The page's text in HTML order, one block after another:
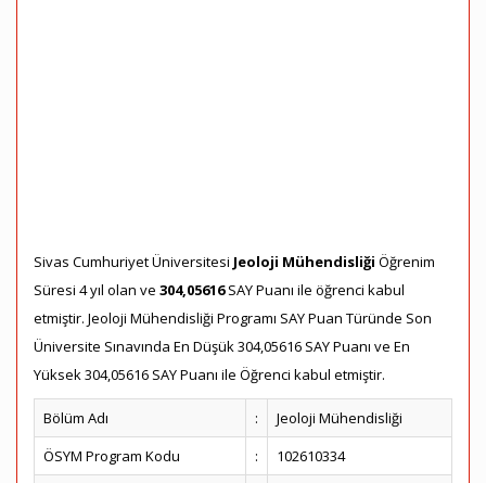
Sivas Cumhuriyet Üniversitesi Jeoloji Mühendisliği Öğrenim
Süresi 4 yıl olan ve 304,05616SAY Puanı ile öğrenci kabul
etmiştir. Jeoloji Mühendisliği Programı SAY Puan Türünde Son
Üniversite Sınavında En Düşük 304,05616 SAY Puanı ve En
Yüksek 304,05616 SAY Puanı ile Öğrenci kabul etmiştir.
Bölüm Adı :
Jeoloji Mühendisliği
ÖSYM Program Kodu
:
102610334